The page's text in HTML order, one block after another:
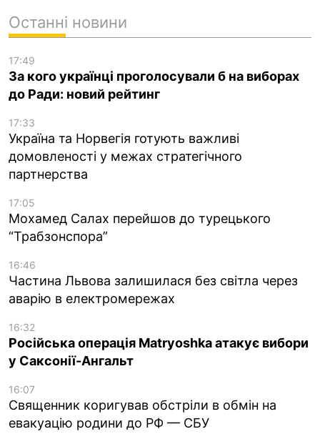
Останні новини
17:49
За кого українці проголосували б на виборах
до Ради: новий рейтинг
17:33
Україна та Норвегія готують важливі
домовленості у межах стратегічного
партнерства
17:05
Мохамед Салах перейшов до турецького
“Трабзонспора”
16:46
Частина Львова залишилася без світла через
аварію в електромережах
16:32
Російська операція Matryoshka атакує вибори
у Саксонії-Ангальт
16:07
Священник коригував обстріли в обмін на
евакуацію родини до РФ — СБУ